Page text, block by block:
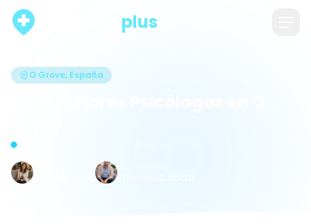
plus
O Grove, España
Actualizado hace 53 días · 15 de junio de 2026